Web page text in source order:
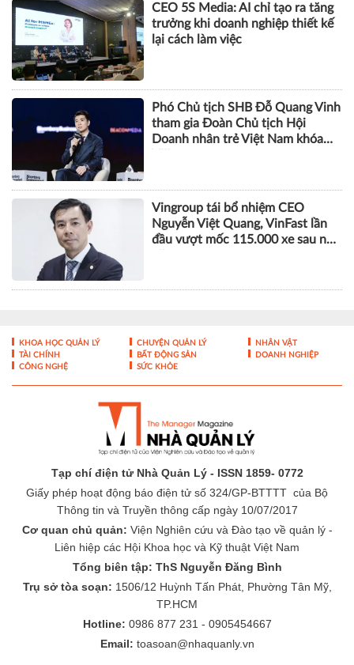
CEO 5S Media: AI chỉ tạo ra tăng
trưởng khi doanh nghiệp thiết kế
lại cách làm việc
Phó Chủ tịch SHB Đỗ Quang Vinh
tham gia Đoàn Chủ tịch Hội
Doanh nhân trẻ Việt Nam khóa
Vingroup tái bổ nhiệm CEO
Nguyễn Việt Quang, VinFast lần
đầu vượt mốc 115.000 xe sau nửa
KHOA HỌC QUẢN LÝ CHUYỆN QUẢN LÝ
NHÂN VẬT
TÀI CHÍNH
BẤT ĐỘNG SẢN
DOANH NGHIỆP
CÔNG NGHỆ
SỨC KHỎE
Tạp chí điện tử Nhà Quản Lý - ISSN 1859- 0772
Giấy phép hoạt động báo điện tử số 324/GP-BTTTT của Bộ
Thông tin và Truyền thông cấp ngày 10/07/2017
Cơ quan chủ quản: Viện Nghiên cứu và Đào tạo về quản lý -
Liên hiệp các Hội Khoa học và Kỹ thuật Việt Nam
Tổng biên tập: ThS Nguyễn Đăng Bình
Trụ sở tòa soạn: 1506/12 Huỳnh Tấn Phát, Phường Tân Mỹ,
TP.HCM
Hotline: 0986 877 231 - 0905454667
Email: toasoan@nhaquanly.vn